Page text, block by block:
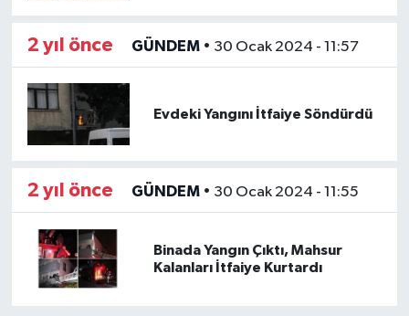
2 yıl önce GÜNDEM• 30 Ocak 2024 - 11:57
Evdeki Yangını İtfaiye Söndürdü
2 yıl önce GÜNDEM• 30 Ocak 2024 - 11:55
Binada Yangın Çıktı, Mahsur
Kalanları İtfaiye Kurtardı